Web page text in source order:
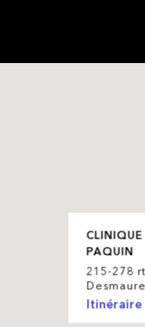
PAQUIN
215-278
Itinéraire